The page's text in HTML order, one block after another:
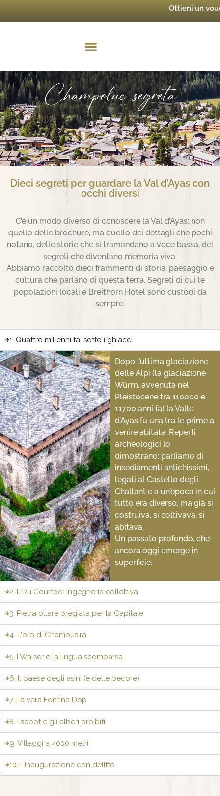
Ottieni un
Champoluc segreta
Dieci segreti per guardare la Val d’Ayas con
occhi diversi
C’è un modo diverso di conoscere la Val d’Ayas: non
quello delle brochure, ma quello dei dettagli che pochi
notano, delle storie che si tramandano a voce bassa, dei
segreti che diventano memoria viva.
Abbiamo raccolto dieci frammenti di storia, paesaggio e
cultura che parlano di questa terra. Segreti di cui le
popolazioni locali e Breithorn Hotel sono custodi da
sempre.
1. Quattro millenni fa, sotto i ghiacci
Dopo l’ultima glaciazione
delle Alpi (la glaciazione
Würm, avvenuta nel
Pleistocene tra 110000 e
11700 anni fa) la Valle
d’Ayas fu una tra le prime a
venire abitata. Reperti
archeologici lo
dimostrano: parliamo di
insediamenti antichissimi,
legati al Castello degli
Challant e a un’epoca in cui
tutto era diverso, ma già si
costruiva, si coltivava, si
abitava.
Un passato profondo, che
ancora oggi emerge in
superficie.
2. Il Ru Courtod: ingegneria collettiva
3. Pietra ollare pregiata per la Capitale
4. L'oro di Chamousira
5. I Walser e la lingua scomparsa
6. Il paese degli asini (e delle pecore)
7. La vera Fontina Dop
8. I sabot e gli alberi proibiti
9. Villaggi a 4000 metri
10. L’inaugurazione con delitto